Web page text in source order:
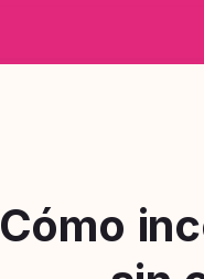
Cómo